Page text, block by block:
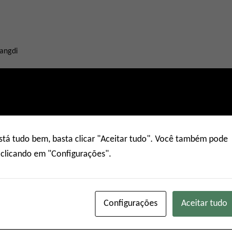
consulta preenchendo o formulário abaixo e nossa equipe de
tudo bem, basta clicar "Aceitar tudo". Você também pode
em "Configurações".
Configurações Aceitar tudo